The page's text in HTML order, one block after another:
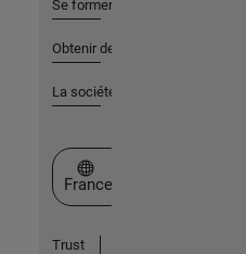
Se former
Obtenir de l'aide
La société
Sélectionner un site web
France
Trust